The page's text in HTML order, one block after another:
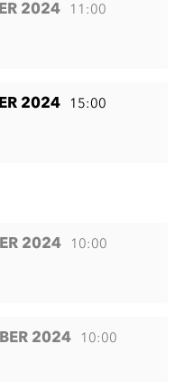
2024 11:00
2024 15:00
2024 10:00
2024 10:00